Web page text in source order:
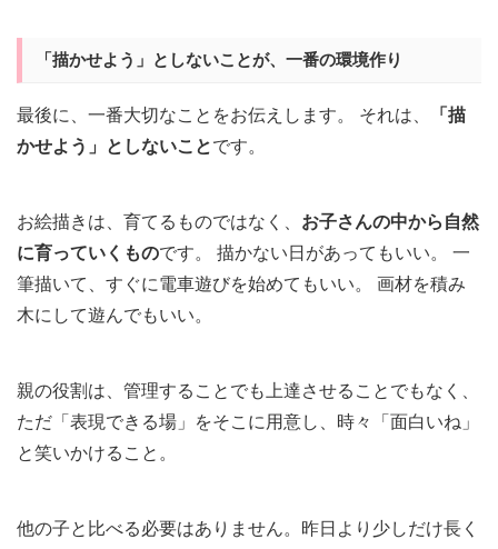
「描かせよう」としないことが、一番の環境作り
最後に、一番大切なことをお伝えします。 それは、
「描
かせよう」としないことです。
お絵描きは、育てるものではなく、 お子さんの中から自然
に育っていくものです。 描かない日があってもいい。 一
筆描いて、すぐに電車遊びを始めてもいい。 画材を積み
木にして遊んでもいい。
親の役割は、管理することでも上達させることでもなく、
ただ「表現できる場」をそこに用意し、時々「面白いね」
と笑いかけること。
他の子と比べる必要はありません。昨日より少しだけ長く